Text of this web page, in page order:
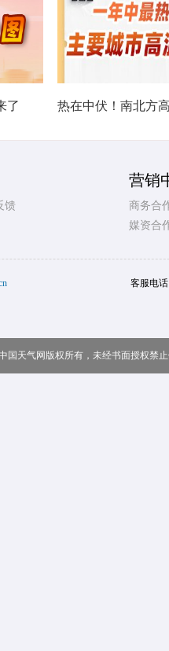
了
馈
营销
商务合
媒资合
客服电
国天气网版权所有，未经书面授权